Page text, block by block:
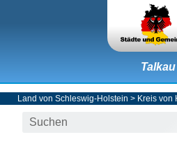
Talkau
Land von Schleswig-Holstein > Kreis von